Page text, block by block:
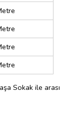
Sokak ile arası